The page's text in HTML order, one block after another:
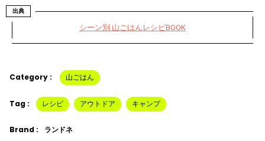
出典
シーン別 山ごはんレシピBOOK
Category : 山ごはん
Tag : レシピ アウトドア キャンプ
Brand : ランドネ